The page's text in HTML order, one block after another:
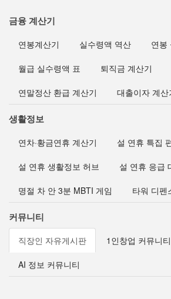
금융 계산기
연봉계산기 실수령액 역산 연봉
월급 실수령액 표 퇴직금 계산기
연말정산 환급 계산기 대출이자 계산
생활정보
연차·황금연휴 계산기 설 연휴 특집
설 연휴 생활정보 허브 설 연휴 응급
명절 차 안 3분 MBTI 게임 타워 디펜
커뮤니티
직장인 자유게시판 1인창업 커뮤니티
AI 정보 커뮤니티